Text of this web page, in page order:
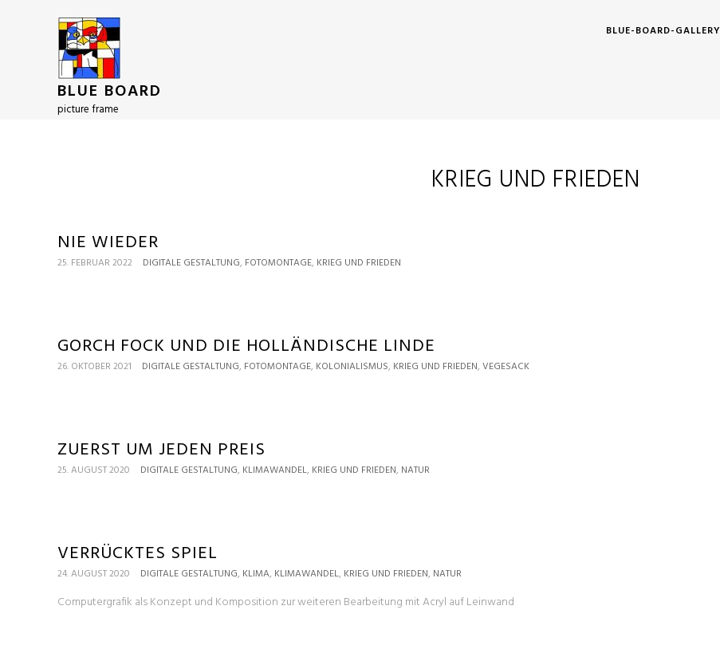
BLUE BOARD
picture frame
BLUE-BOARD-GALLERY
KRIEG UND FRIEDEN
NIE WIEDER
25. FEBRUAR 2022 DIGITALE GESTALTUNG, FOTOMONTAGE, KRIEG UND FRIEDEN
GORCH FOCK UND DIE HOLLÄNDISCHE LINDE
26. OKTOBER 2021 DIGITALE GESTALTUNG, FOTOMONTAGE, KOLONIALISMUS, KRIEG UND FRIEDEN, VEGESACK
ZUERST UM JEDEN PREIS
25. AUGUST 2020 DIGITALE GESTALTUNG, KLIMAWANDEL, KRIEG UND FRIEDEN, NATUR
VERRÜCKTES SPIEL
24. AUGUST 2020 DIGITALE GESTALTUNG, KLIMA, KLIMAWANDEL, KRIEG UND FRIEDEN, NATUR
Computergrafik als Konzept und Komposition zur weiteren Bearbeitung mit Acryl auf Leinwand